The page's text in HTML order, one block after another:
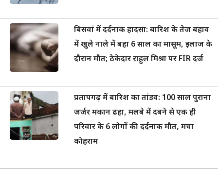
बिसवां में दर्दनाक हादसा: बारिश के तेज बहाव
में खुले नाले में बहा 6 साल का मासूम, इलाज के
दौरान मौत; ठेकेदार राहुल मिश्रा पर FIR दर्ज
प्रतापगढ़ में बारिश का तांडव: 100 साल पुराना
जर्जर मकान ढहा, मलबे में दबने से एक ही
परिवार के 6 लोगों की दर्दनाक मौत, मचा
कोहराम